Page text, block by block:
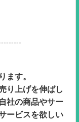
ます。
り上げを伸ばし
社の商品やサー
ービスを欲しい